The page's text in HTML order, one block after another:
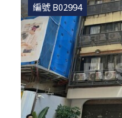
編號 B02994